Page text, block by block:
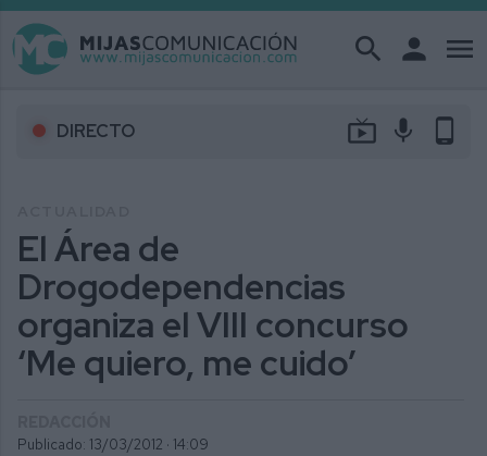
search person menu
DIRECTO live_tv mic phone_android
El Área de
Drogodependencias
organiza el VIII concurso
‘Me quiero, me cuido’
Publicado: 13/03/2012 · 14:09